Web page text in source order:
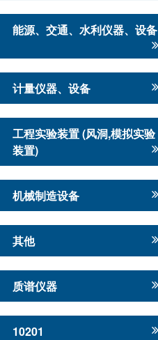
能源、交通、水利仪器、设备
计量仪器、设备
工程实验装置 (风洞,模拟实验
装置)
机械制造设备
其他
质谱仪器
10201